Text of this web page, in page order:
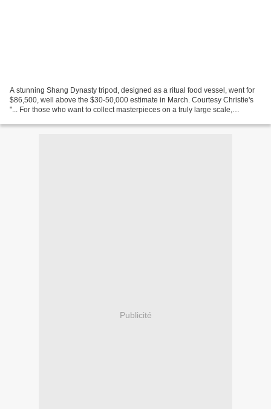
A stunning Shang Dynasty tripod, designed as a ritual food vessel, went for
$86,500, well above the $30-50,000 estimate in March. Courtesy Christie's
"... For those who want to collect masterpieces on a truly large scale,
Publicité